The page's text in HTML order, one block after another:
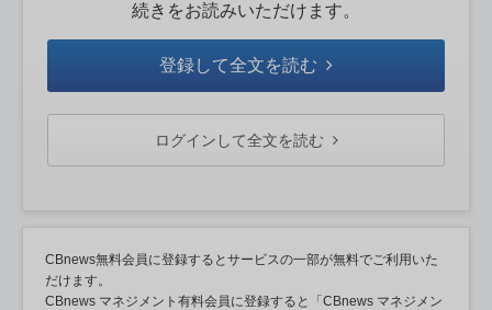
続きをお読みいただけます。
登録して全文を読む
ログインして全文を読む
CBnews無料会員に登録するとサービスの一部が無料でご利用いた
だけます。
CBnews マネジメント有料会員に登録すると「CBnews マネジメン